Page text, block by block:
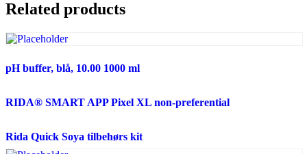
Related products
pH buffer, blå, 10.00 1000 ml
RIDA® SMART APP Pixel XL non-preferential
Rida Quick Soya tilbehørs kit